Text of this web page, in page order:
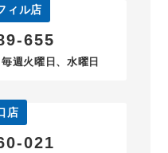
ィル店
655
週火曜日、水曜日
店
021